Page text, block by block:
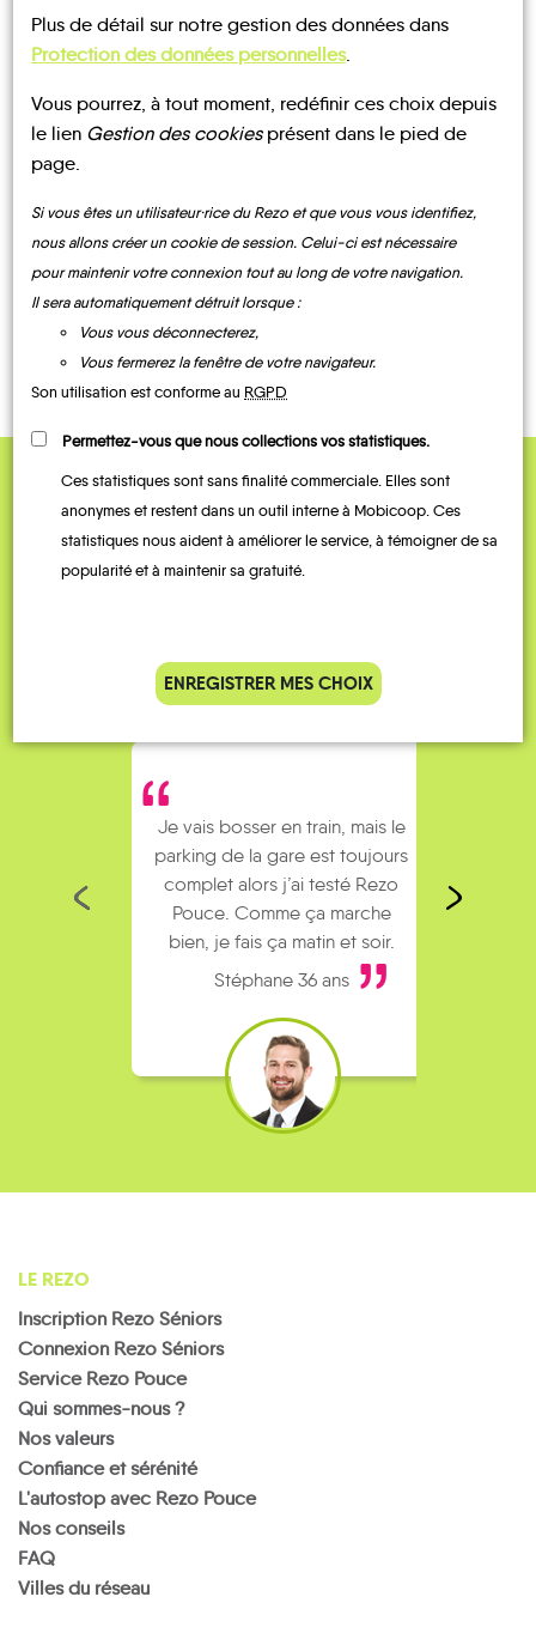
BéziersColombiersLespignanMaraussanMaureilhan
lez-
EnseruneVendres
UN AVIS, UN TÉMOIGNAGE
À PARTAGER ?
CONTACTEZ-NOUS !
QUELQUES
Témoignages
Je vais bosser en train, mais le
parking de la gare est toujours
complet alors j’ai testé Rezo
Pouce. Comme ça marche
bien, je fais ça matin et soir.
Stéphane 36 ans
LE REZO
Inscription Rezo Séniors
Connexion Rezo Séniors
Service Rezo Pouce
Qui sommes-nous ?
Nos valeurs
Confiance et sérénité
L'autostop avec Rezo Pouce
Nos conseils
FAQ
Villes du réseau
Plus de détail sur notre gestion des données dans
Protection des données personnelles.
Vous pourrez, à tout moment, redéfinir ces choix depuis
le lien Gestion des cookiesprésent dans le pied de
page.
Si vous êtes un utilisateur·rice du Rezo et que vous vous identifiez,
nous allons créer un cookie de session. Celui-ci est nécessaire
pour maintenir votre connexion tout au long de votre navigation.
Il sera automatiquement détruit lorsque :
Vous vous déconnecterez,
Vous fermerez la fenêtre de votre navigateur.
Son utilisation est conforme au RGPD
Permettez-vous que nous collections vos statistiques.
Ces statistiques sont sans finalité commerciale. Elles sont
anonymes et restent dans un outil interne à Mobicoop. Ces
statistiques nous aident à améliorer le service, à témoigner de sa
popularité et à maintenir sa gratuité.
ENREGISTRER MES CHOIX